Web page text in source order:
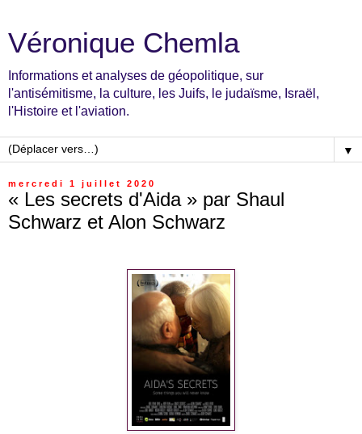
Véronique Chemla
Informations et analyses de géopolitique, sur
l'antisémitisme, la culture, les Juifs, le judaïsme, Israël,
l'Histoire et l'aviation.
▼
mercredi 1 juillet 2020
« Les secrets d'Aida » par Shaul
Schwarz et Alon Schwarz